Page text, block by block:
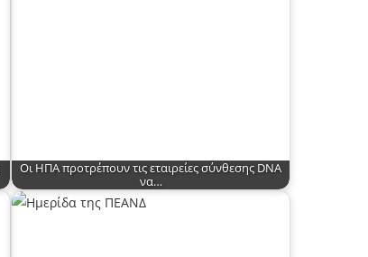
Οι ΗΠΑ προτρέπουν τις εταιρείες σύνθεσης DNA
να…